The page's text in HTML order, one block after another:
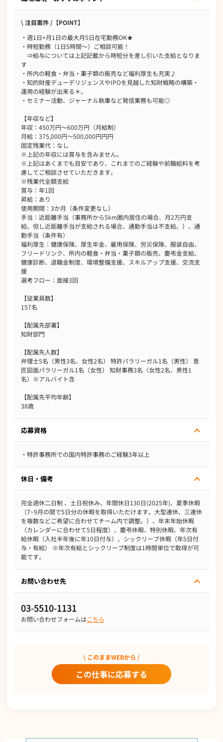
\ 注目案件 /【POINT】
・週1日+月1日の最大月5日在宅勤務OK★
・時短勤務（1日5時間～）ご相談可能！
⇒給与については上記記載から時短分を差し引いた支給となりま
す
・所内の軽食・弁当・菓子類の販売など福利厚生も充実♪
・知的財産デューデリジェンスやIPOを見越した知財戦略の構築・
運用の経験が出来る＊。
・セミナー活動、ジャーナル執筆など発信業務も可能◎
【年収など】
年収：450万円～600万円（月給制）
月給：375,000円～500,000円円円
固定残業代：なし
※上記の年収には賞与を含みません。
※上記はあくまでも目安であり、これまでのご経験や前職給料を考
慮してご相談させていただきます。
※残業代全額支給
賞与：年1回
昇給：あり
使用期間：3か月（条件変更なし）
手当：近距離手当（事務所から5km圏内居住の場合、月2万円支
給。但し近距離手当が支給される場合、通勤手当は不支給。）、通
勤手当（条件有）
福利厚生：健康保険、厚生年金、雇用保険、労災保険、服装自由、
フリードリンク、所内の軽食・弁当・菓子類の販売、慶弔金支給、
健康診断、退職金制度、環境整備支援、スキルアップ支援、交流支
援
選考フロー：面接3回
【従業員数】
157名
【配属先部署】
知財部門
【配属先人数】
弁理士5名（男性3名、女性2名） 特許パラリーガル1名（男性） 意
匠図面パラリーガル1名（女性） 知財事務3名（女性2名、男性1
名）※アルバイト含
【配属先平均年齢】
38歳
応募資格
・特許事務所での国内特許事務のご経験3年以上
休日・備考
完全週休二日制 、土日祝休み、年間休日130日(2025年)、夏季休暇
（7~9月の間で5日分の休暇を取得いただけます。大型連休、三連休
を複数などご希望に合わせてチーム内で調整。）、年末年始休暇
（カレンダーに合わせて5日程度）、慶弔休暇、特別休暇、年次有
給休暇（入社半年後に年10日付与）、シックリーブ休暇（年5日付
与・有給） ※年次有給とシックリーブ制度は1時間単位で取得が可
能です。
お問い合わせ先
03-5510-1131
お問い合わせフォームはこちら
\ このままWEBから /
この仕事に応募する